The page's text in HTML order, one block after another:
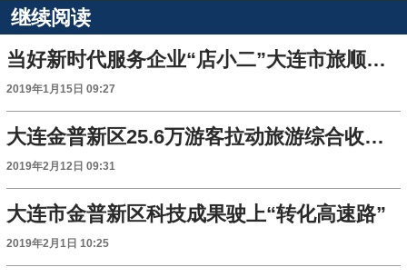
继续阅读
当好新时代服务企业“店小二”大连市旅顺口区优化营商环境见实招
2019年1月15日 09:27
大连金普新区25.6万游客拉动旅游综合收入3.19亿元
2019年2月12日 09:31
大连市金普新区科技成果驶上“转化高速路”
2019年2月1日 10:25